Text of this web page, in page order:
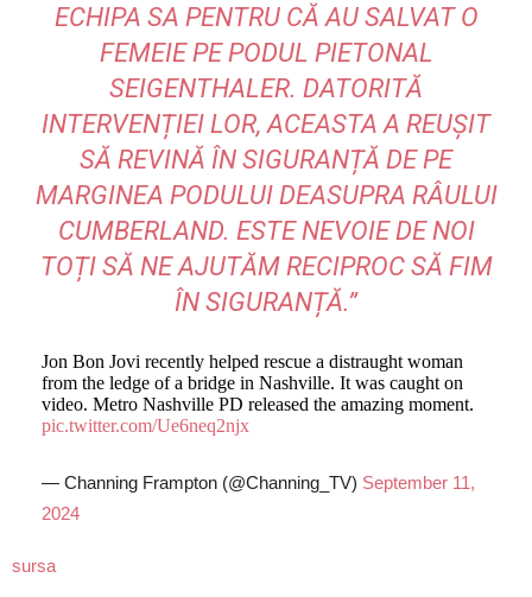
ECHIPA SA PENTRU CĂ AU SALVAT O
FEMEIE PE PODUL PIETONAL
SEIGENTHALER. DATORITĂ
INTERVENȚIEI LOR, ACEASTA A REUȘIT
SĂ REVINĂ ÎN SIGURANȚĂ DE PE
MARGINEA PODULUI DEASUPRA RÂULUI
CUMBERLAND. ESTE NEVOIE DE NOI
TOȚI SĂ NE AJUTĂM RECIPROC SĂ FIM
ÎN SIGURANȚĂ.”
Jon Bon Jovi recently helped rescue a distraught woman
from the ledge of a bridge in Nashville. It was caught on
video. Metro Nashville PD released the amazing moment.
pic.twitter.com/Ue6neq2njx
— Channing Frampton (@Channing_TV) September 11,
2024
sursa